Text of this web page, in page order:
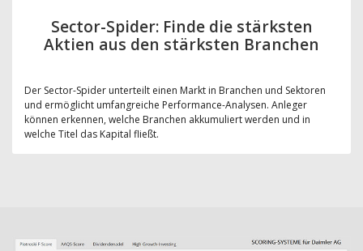
Sector-Spider: Finde die stärksten
Aktien aus den stärksten Branchen
Der Sector-Spider unterteilt einen Markt in Branchen und Sektoren
und ermöglicht umfangreiche Performance-Analysen. Anleger
können erkennen, welche Branchen akkumuliert werden und in
welche Titel das Kapital fließt.